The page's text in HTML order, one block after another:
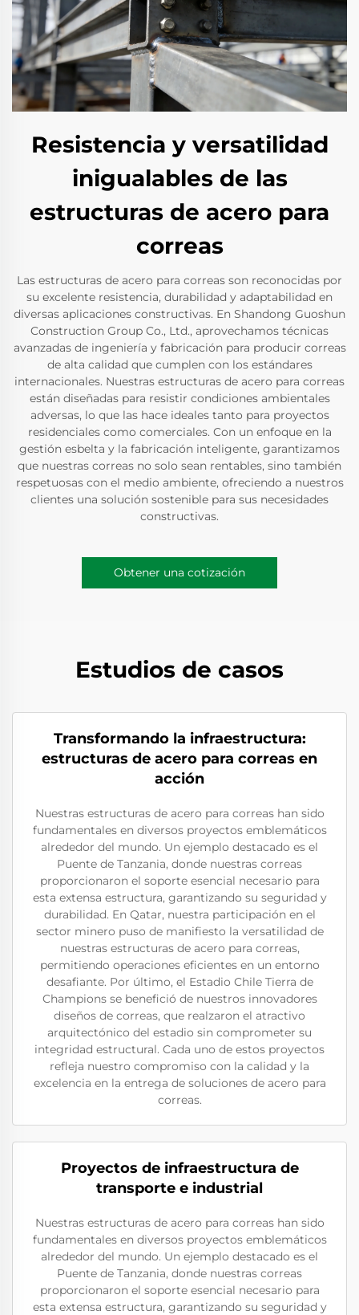
Resistencia y versatilidad
inigualables de las
estructuras de acero para
correas
Las estructuras de acero para correas son reconocidas por
su excelente resistencia, durabilidad y adaptabilidad en
diversas aplicaciones constructivas. En Shandong Guoshun
Construction Group Co., Ltd., aprovechamos técnicas
avanzadas de ingeniería y fabricación para producir correas
de alta calidad que cumplen con los estándares
internacionales. Nuestras estructuras de acero para correas
están diseñadas para resistir condiciones ambientales
adversas, lo que las hace ideales tanto para proyectos
residenciales como comerciales. Con un enfoque en la
gestión esbelta y la fabricación inteligente, garantizamos
que nuestras correas no solo sean rentables, sino también
respetuosas con el medio ambiente, ofreciendo a nuestros
clientes una solución sostenible para sus necesidades
constructivas.
Obtener una cotización
Estudios de casos
Transformando la infraestructura:
estructuras de acero para correas en
acción
Nuestras estructuras de acero para correas han sido
fundamentales en diversos proyectos emblemáticos
alrededor del mundo. Un ejemplo destacado es el
Puente de Tanzania, donde nuestras correas
proporcionaron el soporte esencial necesario para
esta extensa estructura, garantizando su seguridad y
durabilidad. En Qatar, nuestra participación en el
sector minero puso de manifiesto la versatilidad de
nuestras estructuras de acero para correas,
permitiendo operaciones eficientes en un entorno
desafiante. Por último, el Estadio Chile Tierra de
Champions se benefició de nuestros innovadores
diseños de correas, que realzaron el atractivo
arquitectónico del estadio sin comprometer su
integridad estructural. Cada uno de estos proyectos
refleja nuestro compromiso con la calidad y la
excelencia en la entrega de soluciones de acero para
correas.
Proyectos de infraestructura de
transporte e industrial
Nuestras estructuras de acero para correas han sido
fundamentales en diversos proyectos emblemáticos
alrededor del mundo. Un ejemplo destacado es el
Puente de Tanzania, donde nuestras correas
proporcionaron el soporte esencial necesario para
esta extensa estructura, garantizando su seguridad y